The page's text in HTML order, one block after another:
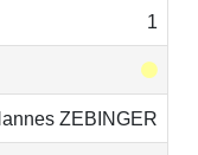
1
ZEBINGER